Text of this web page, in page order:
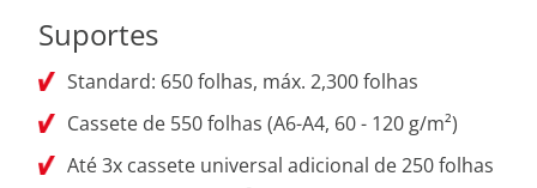
Suportes
Standard: 650 folhas, máx. 2,300 folhas
Cassete de 550 folhas (A6-A4, 60 - 120 g/m²)
Até 3x cassete universal adicional de 250 folhas